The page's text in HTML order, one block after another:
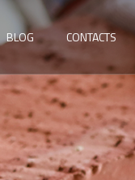
BLOG CONTACTS